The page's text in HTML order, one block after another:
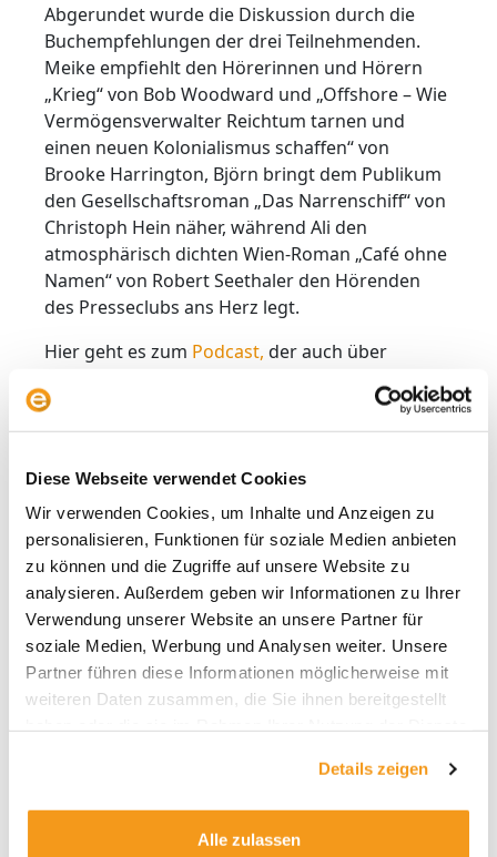
Diese Webseite verwendet Cookies
Wir verwenden Cookies, um Inhalte und Anzeigen zu
personalisieren, Funktionen für soziale Medien anbieten
zu können und die Zugriffe auf unsere Website zu
analysieren. Außerdem geben wir Informationen zu Ihrer
Verwendung unserer Website an unsere Partner für
soziale Medien, Werbung und Analysen weiter. Unsere
Partner führen diese Informationen möglicherweise mit
weiteren Daten zusammen, die Sie ihnen bereitgestellt
Details zeigen
Alle zulassen
Abgerundet wurde die Diskussion durch die
Buchempfehlungen der drei Teilnehmenden.
Meike empfiehlt den Hörerinnen und Hörern
„Krieg“ von Bob Woodward und „Offshore – Wie
Vermögensverwalter Reichtum tarnen und
einen neuen Kolonialismus schaffen“ von
Brooke Harrington, Björn bringt dem Publikum
den Gesellschaftsroman „Das Narrenschiff“ von
Christoph Hein näher, während Ali den
atmosphärisch dichten Wien-Roman „Café ohne
Namen“ von Robert Seethaler den Hörenden
des Presseclubs ans Herz legt.
Hier geht es zum Podcast, der auch über
erhältlich ist.
Autor
Ali Masarwah
Ali Masarwah ist Fondsanalyst und
beschäftigt sich seit über 20 Jahren mit
Fonds und ETFs, zuletzt als Analyst beim
Research-Haus Morningstar.